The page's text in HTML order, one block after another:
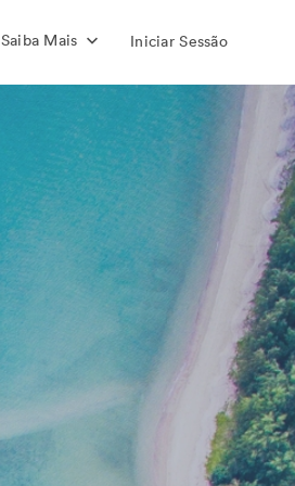
Saiba Mais Iniciar Sessão